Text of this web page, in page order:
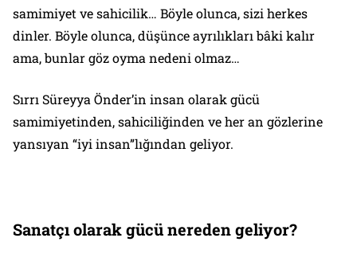
samimiyet ve sahicilik… Böyle olunca, sizi herkes
dinler. Böyle olunca, düşünce ayrılıkları bâki kalır
ama, bunlar göz oyma nedeni olmaz…
Sırrı Süreyya Önder’in insan olarak gücü
samimiyetinden, sahiciliğinden ve her an gözlerine
yansıyan “iyi insan”lığından geliyor.
Sanatçı olarak gücü nereden geliyor?